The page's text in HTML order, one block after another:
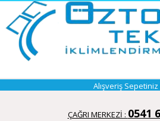
Alışveriş Sepetiniz
ÇAĞRI MERKEZİ : 0541